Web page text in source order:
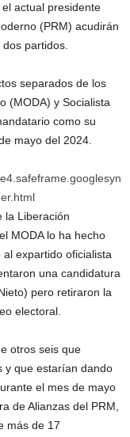
actual presidente
(PRM) acudirán
partidos.
separados de los
(MODA) y Socialista
como su
mayo del 2024.
la Liberación
MODA lo ha hecho
expartido oficialista
una candidatura
pero retiraron la
electoral.
otros seis que
y que estarían dando
el mes de mayo
de Alianzas del PRM,
más de 17